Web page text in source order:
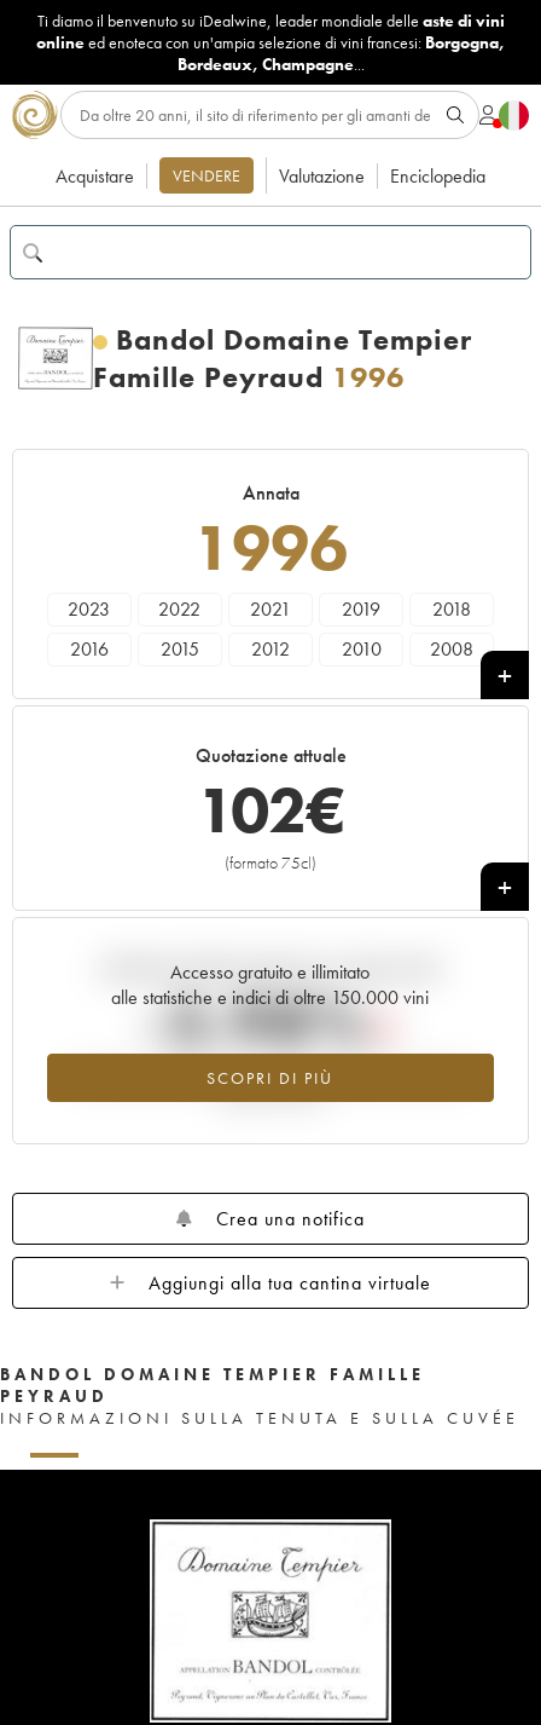
Ti diamo il benvenuto su iDealwine, leader mondiale delle aste di vini
onlineed enoteca con un'ampia selezione di vini francesi: Borgogna,
Bordeaux, Champagne...
Acquistare VENDERE Valutazione Enciclopedia
Bandol Domaine Tempier
Famille Peyraud 1996
Annata
1996
2023 2022 2021 2019
2018
2016
2015 2012 2010
2008
Quotazione attuale
102€
(formato 75cl)
+
Accesso gratuito e illimitato
alle statistiche e indici di oltre 150.000 vini
SCOPRI DI PIÙ
Andamento della quotazione in tempo reale
-5.98%
Tendenza al ribasso per il valore dell'annata 1996 nel 2026
Crea una notifica
Aggiungi alla tua cantina virtuale
BANDOL DOMAINE TEMPIER FAMILLE
PEYRAUD
INFORMAZIONI SULLA TENUTA E SULLA CUVÉE